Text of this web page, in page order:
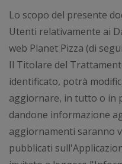
Lo scopo del presente
Utenti relativamente ai
web Planet Pizza (di
Il Titolare del
identificato, potrà
aggiornare, in tutto o in
dandone informazione
aggiornamenti saranno
pubblicati